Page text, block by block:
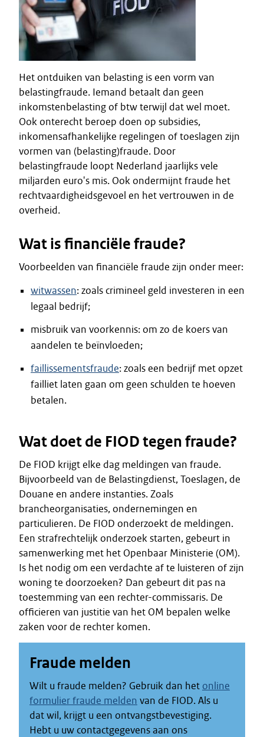
Het ontduiken van belasting is een vorm van
belastingfraude. Iemand betaalt dan geen
inkomstenbelasting of btw terwijl dat wel moet.
Ook onterecht beroep doen op subsidies,
inkomensafhankelijke regelingen of toeslagen zijn
vormen van (belasting)fraude. Door
belastingfraude loopt Nederland jaarlijks vele
miljarden euro's mis. Ook ondermijnt fraude het
rechtvaardigheidsgevoel en het vertrouwen in de
overheid.
Wat is financiële fraude?
Voorbeelden van financiële fraude zijn onder meer:
witwassen: zoals crimineel geld investeren in een
legaal bedrijf;
misbruik van voorkennis: om zo de koers van
aandelen te beïnvloeden;
faillissementsfraude: zoals een bedrijf met opzet
failliet laten gaan om geen schulden te hoeven
betalen.
Wat doet de FIOD tegen fraude?
De FIOD krijgt elke dag meldingen van fraude.
Bijvoorbeeld van de Belastingdienst, Toeslagen, de
Douane en andere instanties. Zoals
brancheorganisaties, ondernemingen en
particulieren. De FIOD onderzoekt de meldingen.
Een strafrechtelijk onderzoek starten, gebeurt in
samenwerking met het Openbaar Ministerie (OM).
Is het nodig om een verdachte af te luisteren of zijn
woning te doorzoeken? Dan gebeurt dit pas na
toestemming van een rechter-commissaris. De
officieren van justitie van het OM bepalen welke
zaken voor de rechter komen.
Fraude melden
Wilt u fraude melden? Gebruik dan het online
formulier fraude melden van de FIOD. Als u
dat wil, krijgt u een ontvangstbevestiging.
Hebt u uw contactgegevens aan ons